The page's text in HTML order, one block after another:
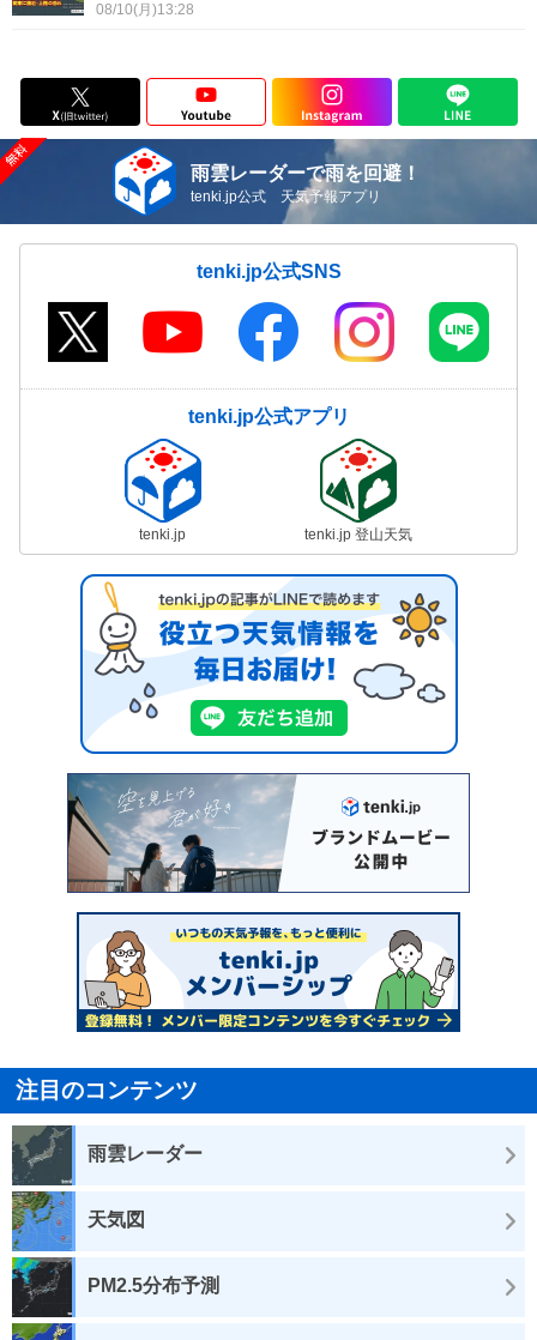
08/10(月)13:28
雨雲レーダーで雨を回避！
tenki.jp公式 天気予報アプリ
tenki.jp公式SNS
tenki.jp公式アプリ
tenki.jp tenki.jp 登山天気
注目のコンテンツ
雨雲レーダー
天気図
PM2.5分布予測